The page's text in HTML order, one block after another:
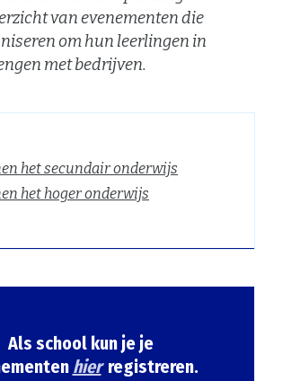
van evenementen die
om hun leerlingen in
met bedrijven.
het secundair onderwijs
het hoger onderwijs
Als school kun je je
hierregistreren.